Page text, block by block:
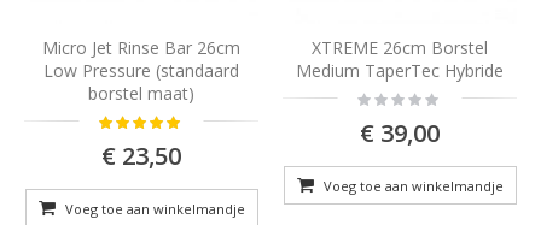
Micro Jet Rinse Bar 26cm
Low Pressure (standaard
borstel maat)
Rating:
€ 23,50
Voeg toe aan winkelmandje
XTREME 26cm Borstel
Medium TaperTec Hybride
Rating:
0%
€ 39,00
Voeg toe aan winkelmandje